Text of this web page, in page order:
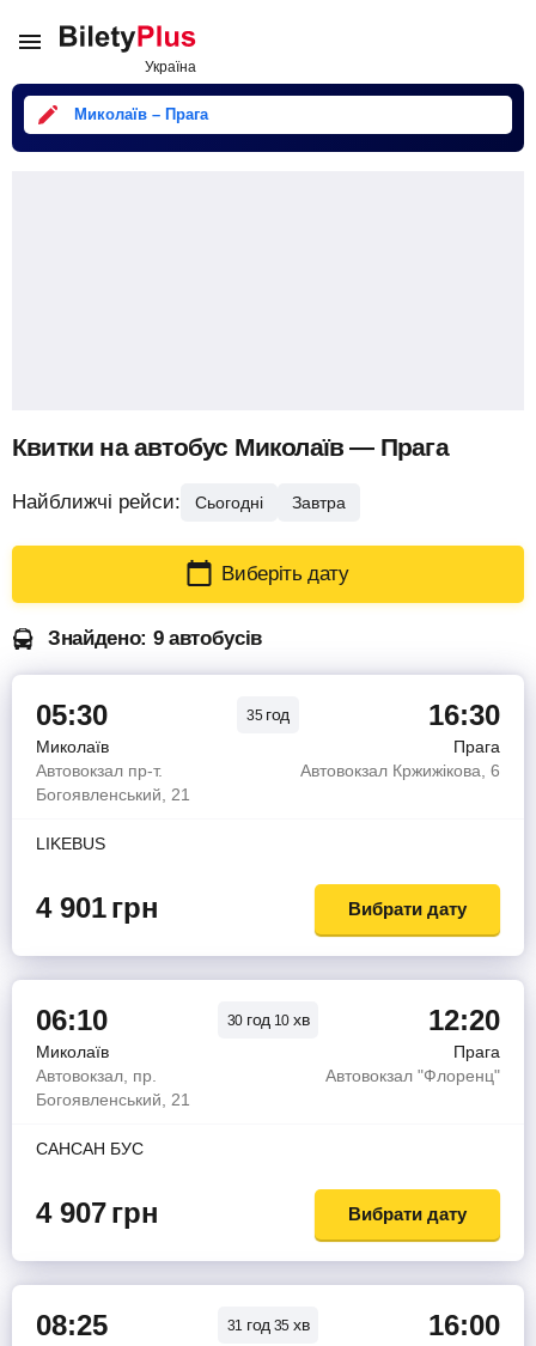
Миколаїв – Прага
Квитки на автобус Миколаїв — Прага
Найближчі рейси: Сьогодні Завтра
Виберіть дату
Знайдено: 9 автобусів
05:30 35 год 16:30
Миколаїв
Прага
Автовокзал пр-т.
Богоявленський, 21
Автовокзал Кржижікова, 6
LIKEBUS
4 901грн Вибрати дату
06:10 30 год 10 хв 12:20
Миколаїв
Прага
Автовокзал, пр.
Богоявленський, 21
Автовокзал "Флоренц"
САНСАН БУС
4 907грн Вибрати дату
08:25 31 год 35 хв 16:00